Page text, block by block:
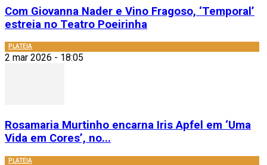
Com Giovanna Nader e Vino Fragoso, ‘Temporal’
estreia no Teatro Poeirinha
PLATEIA
2 mar 2026 - 18:05
Rosamaria Murtinho encarna Iris Apfel em ‘Uma
Vida em Cores’, no...
PLATEIA